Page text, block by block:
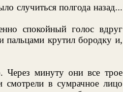
случиться полгода назад...
спокойный голос вдруг
пальцами крутил бородку и,
Через минуту они все трое
в сумрачное лицо